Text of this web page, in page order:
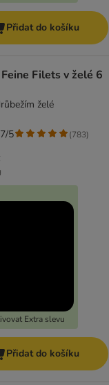
Přidat do košíku
Filets v želé 6
želé
Extra slevu
5 (783)
Přidat do košíku